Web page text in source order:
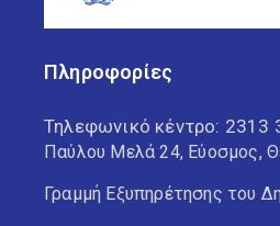
Πληροφορίες
Τηλεφωνικό κέντρο: 2313
Παύλου Μελά 24, Εύοσμος,
Γραμμή Εξυπηρέτησης του